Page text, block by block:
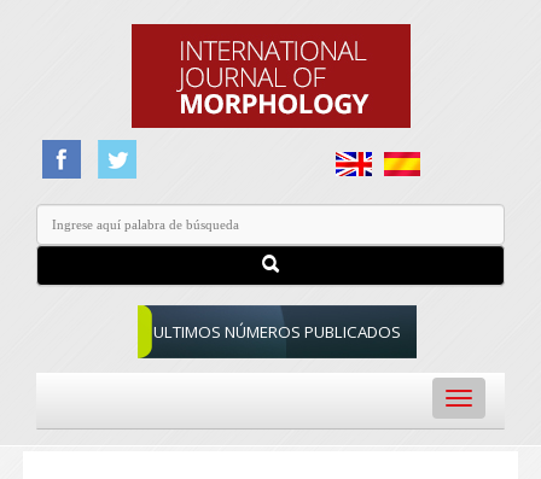
ULTIMOS NÚMEROS PUBLICADOS
Toggle
navigation